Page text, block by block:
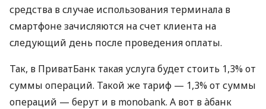
средства в случае использования терминала в
смартфоне зачисляются на счет клиента на
следующий день после проведения оплаты.
Так, в ПриватБанк такая услуга будет стоить 1,3% от
суммы операций. Такой же тариф — 1,3% от суммы
операций — берут и в monobank. А вот в àбанк